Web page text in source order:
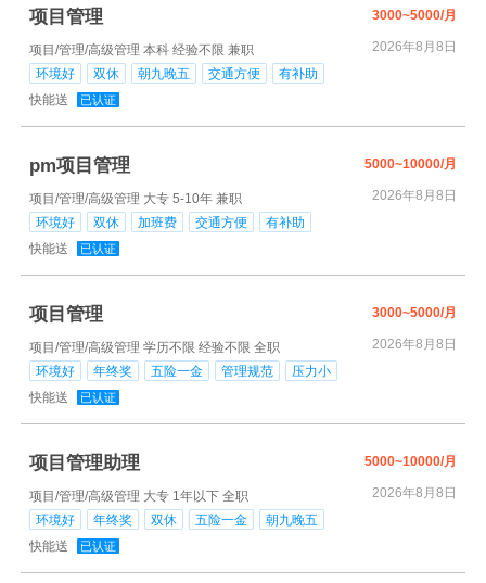
项目管理 3000~5000/月
项目/管理/高级管理 本科 经验不限 兼职
2026年8月8日
环境好
双休 朝九晚五 交通方便
有补助
快能送
已认证
pm项目管理 5000~10000/月
项目/管理/高级管理 大专 5-10年 兼职
2026年8月8日
环境好
双休 加班费 交通方便
有补助
快能送
已认证
项目管理 3000~5000/月
项目/管理/高级管理 学历不限 经验不限 全职
2026年8月8日
环境好
年终奖 五险一金 管理规范
压力小
快能送
已认证
项目管理助理 5000~10000/月
项目/管理/高级管理 大专 1年以下 全职
2026年8月8日
环境好
年终奖 双休 五险一金
朝九晚五
快能送
已认证